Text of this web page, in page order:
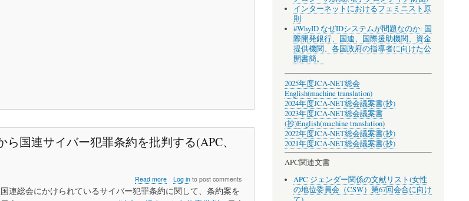
ら国連サイバー犯罪条約を批判する(APC、
Read more about
ジ
ェ
Log in to post comments
連総会にかけられているサイバー犯罪条約に関して、条約案を
インターネットにおけるフェミニスト原
則
#WhyID なぜIDシステムが問題なのか: 国
際開発銀行、国連、国際援助機関、資金
提供機関、各国政府の指導者に向けた公
開書簡。
2025年度JCA-NET総会
English(machine translation)
2024年度JCA-NET総会議案書(抄)
2023年度JCA-NET総会議案書
(抄)English(machine translation)
2022年度JCA-NET総会議案書(抄)
2021年度JCA-NET総会議案書(抄)
APC関連文書
APC ジェンダー関係の文献リスト(女性
の地位委員会（CSW）第67回会合に向け